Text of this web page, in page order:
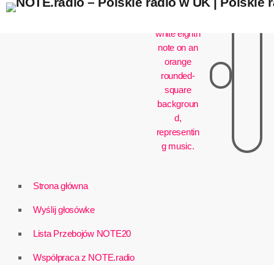
play_arrow
Strona główna
Wyślij głosówke
Lista Przebojów NOTE20
Współpraca z NOTE.radio